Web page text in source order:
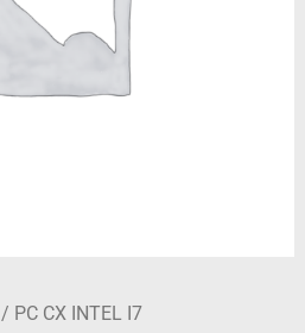
/ PC CX INTEL I7